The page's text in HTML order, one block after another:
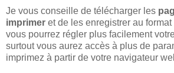
Je vous conseille de télécharger les
imprimer et de les enregistrer au
vous pourrez régler plus facilement
surtout vous aurez accès à plus de
imprimez à partir de votre navigateur